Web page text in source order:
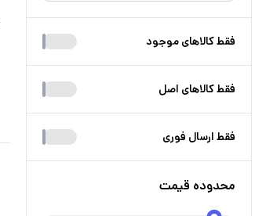
فقط کالا‌های موجود
فقط کالا‌های اصل
فقط ارسال فوری
محدوده قیمت